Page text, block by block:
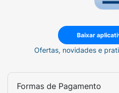
Baixar
Ofertas, novidades e
Formas de Pagamento